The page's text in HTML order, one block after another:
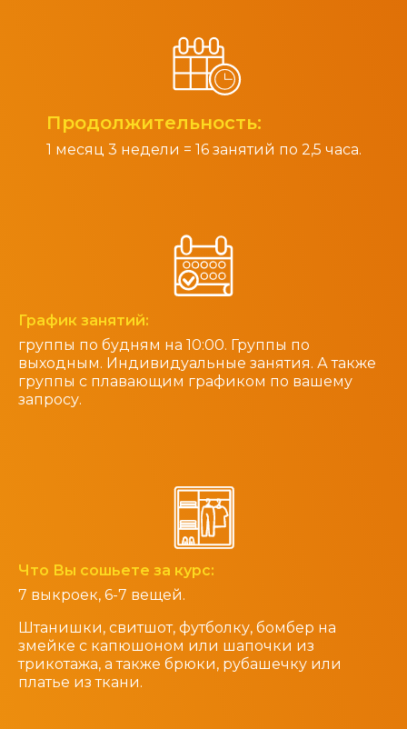
Продолжительность:
1 месяц 3 недели = 16 занятий по 2,5 часа.
График занятий:
группы по будням на 10:00. Группы по
выходным. Индивидуальные занятия. А также
группы с плавающим графиком по вашему
запросу.
Что Вы сошьете за курс:
7 выкроек, 6-7 вещей.
Штанишки, свитшот, футболку, бомбер на
змейке с капюшоном или шапочки из
трикотажа, а также брюки, рубашечку или
платье из ткани.